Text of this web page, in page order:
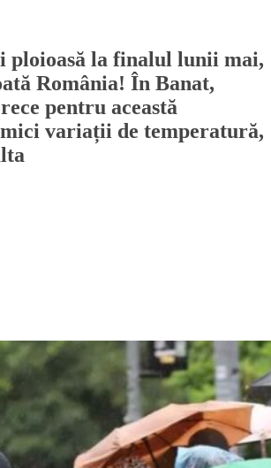
ploioasă la finalul lunii mai,
România! În Banat,
pentru această
variații de temperatură,